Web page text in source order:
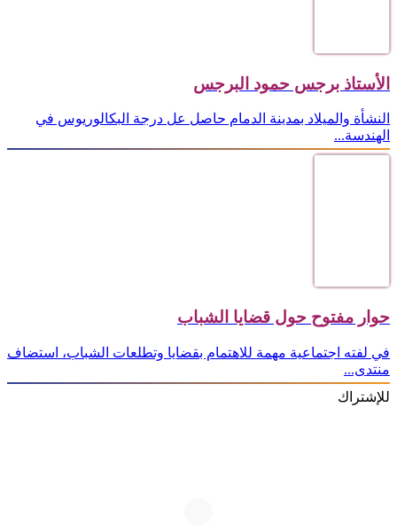
الأستاذ برجس حمود البرجس
النشأة والميلاد بمدينة الدمام حاصل عل درجة البكالوريوس في
الهندسة...
حوار مفتوح حول قضايا الشباب
في لفته اجتماعية مهمة للاهتمام بقضايا وتطلعات الشباب، استضاف
منتدى...
للإشتراك